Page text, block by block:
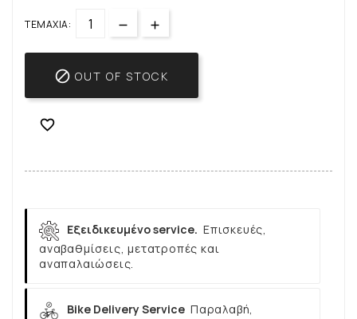
ΤΕΜΆΧΙΑ:
 OUT OF STOCK

Εξειδικευμένο service. Επισκευές,
αναβαθμίσεις, μετατροπές και
αναπαλαιώσεις.
Bike Delivery Service Παραλαβή,